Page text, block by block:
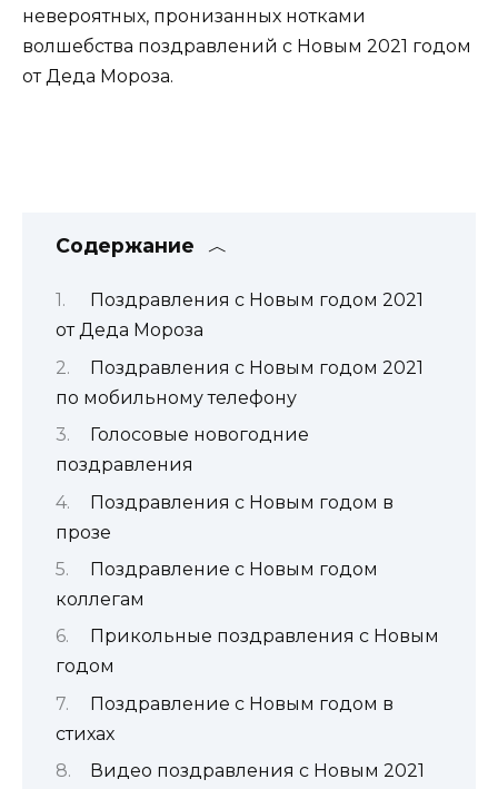
невероятных, пронизанных нотками
волшебства поздравлений с Новым 2021 годом
от Деда Мороза.
Содержание
Поздравления с Новым годом 2021
от Деда Мороза
Поздравления с Новым годом 2021
по мобильному телефону
Голосовые новогодние
поздравления
Поздравления с Новым годом в
прозе
Поздравление с Новым годом
коллегам
Прикольные поздравления с Новым
годом
Поздравление с Новым годом в
стихах
Видео поздравления с Новым 2021